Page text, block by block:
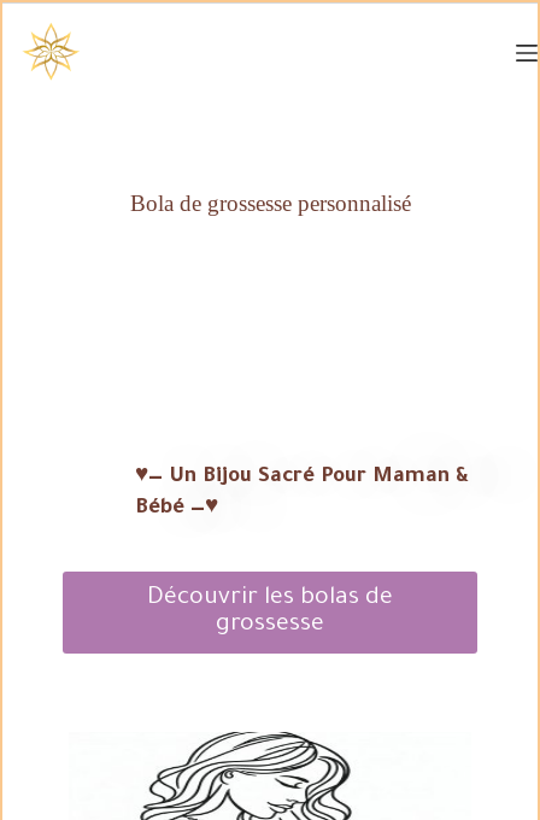
Bola de grossesse personnalisé
♥— Un Bijou Sacré Pour Maman &
Bébé —♥
Découvrir les bolas de
grossesse